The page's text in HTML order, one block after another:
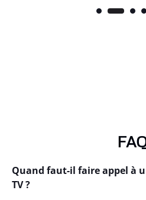
Quand faut-il faire appel à
TV ?